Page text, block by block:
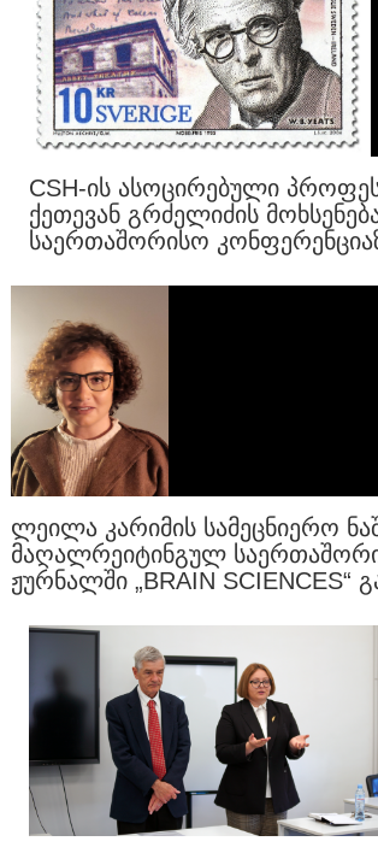
CSH-ᲘᲡ ᲐᲡᲝᲪᲘᲠᲔᲑᲣᲚᲘ
ᲥᲔᲗᲔᲕᲐᲜ ᲒᲠᲫᲔᲚᲘᲫᲘᲡ
ᲡᲐᲔᲠᲗᲐᲨᲝᲠᲘᲡᲝ
ᲚᲔᲘᲚᲐ ᲙᲐᲠᲘᲛᲘᲡ ᲡᲐᲛᲔᲪᲜᲘᲔᲠᲝ
ᲛᲐᲦᲐᲚᲠᲔᲘᲢᲘᲜᲒᲣᲚ
ᲟᲣᲠᲜᲐᲚᲨᲘ „BRAIN SCIENCES“